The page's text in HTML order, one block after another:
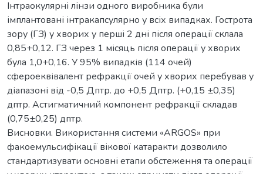
Інтраокулярні лінзи одного виробника були
імплантовані інтракапсулярно у всіх випадках. Гострота
зору (ГЗ) у хворих у перші 2 дні після операції склала
0,85+0,12. ГЗ через 1 місяць після операції у хворих
була 1,0+0,16. У 95% випадків (114 очей)
сфероеквівалент рефракції очей у хворих перебував у
діапазоні від -0,5 Дптр. до +0,5 Дптр. (+0,15 ±0,35)
дптр. Астигматичний компонент рефракції складав
(0,75±0,25) дптр.
Висновки. Використання системи «ARGOS» при
факоемульсифікації вікової катаракти дозволило
стандартизувати основні етапи обстеження та операції